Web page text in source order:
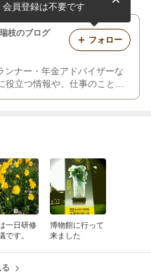
枝のブログ
ンナー・年金アドバイザーな
役立つ情報や、仕事のこと、
会員登録は不要です
フォロー
一日研修
です。
博物館に行って
来ました